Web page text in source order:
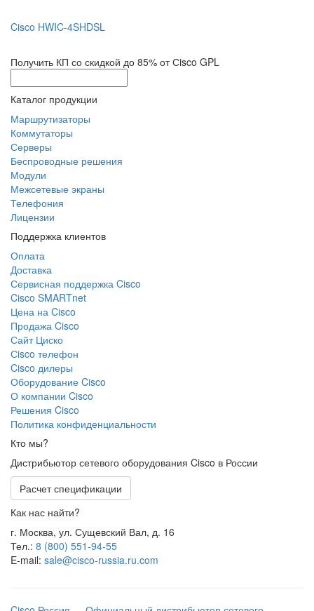
Cisco HWIC-4SHDSL
Получить КП со скидкой до 85% от Сisco GPL
Каталог продукции
Маршрутизаторы
Коммутаторы
Серверы
Беспроводные решения
Модули
Межсетевые экраны
Телефония
Лицензии
Поддержка клиентов
Оплата
Доставка
Сервисная поддержка Cisco
Cisco SMARTnet
Цена на Cisco
Продажа Cisco
Сайт Циско
Сisco телефон
Cisco дилеры
Оборудование Cisco
О компании Cisco
Решения Cisco
Политика конфиденциальности
Кто мы?
Дистрибьютор сетевого оборудования Cisco в России
Расчет спецификации
Как нас найти?
г. Москва, ул. Сущевский Вал, д. 16
Тел.: 8 (800) 551-94-55
E-mail: sale@cisco-russia.ru.com